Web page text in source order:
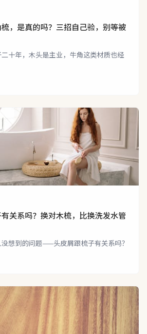
，是真的吗？三招自己验，别等被
十年，木头是主业，牛角这类材质也经
关系吗？换对木梳，比换洗发水管
想到的问题——头皮屑跟梳子有关系吗？